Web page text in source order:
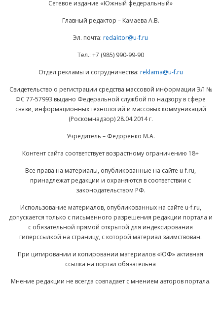
Сетевое издание «Южный федеральный»
Главный редактор – Камаева А.В.
Эл. почта: redaktor@u-f.ru
Тел.: +7 (985) 990-99-90
Отдел рекламы и сотрудничества: reklama@u-f.ru
Свидетельство о регистрации средства массовой информации ЭЛ №
ФС 77-57993 выдано Федеральной службой по надзору в сфере
связи, информационных технологий и массовых коммуникаций
(Роскомнадзор) 28.04.2014 г.
Учредитель – Федоренко М.А.
Контент сайта соответствует возрастному ограничению 18+
Все права на материалы, опубликованные на сайте u-f.ru,
принадлежат редакции и охраняются в соответствии с
законодательством РФ.
Использование материалов, опубликованных на сайте u-f.ru,
допускается только с письменного разрешения редакции портала и
с обязательной прямой открытой для индексирования
гиперссылкой на страницу, с которой материал заимствован.
При цитировании и копировании материалов «ЮФ» активная
ссылка на портал обязательна
Мнение редакции не всегда совпадает с мнением авторов портала.